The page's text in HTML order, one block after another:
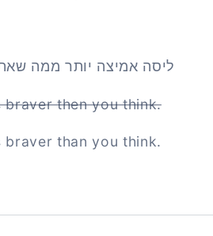
ליסה אמיצה יותר ממה
braver then you think.
braver than you think.